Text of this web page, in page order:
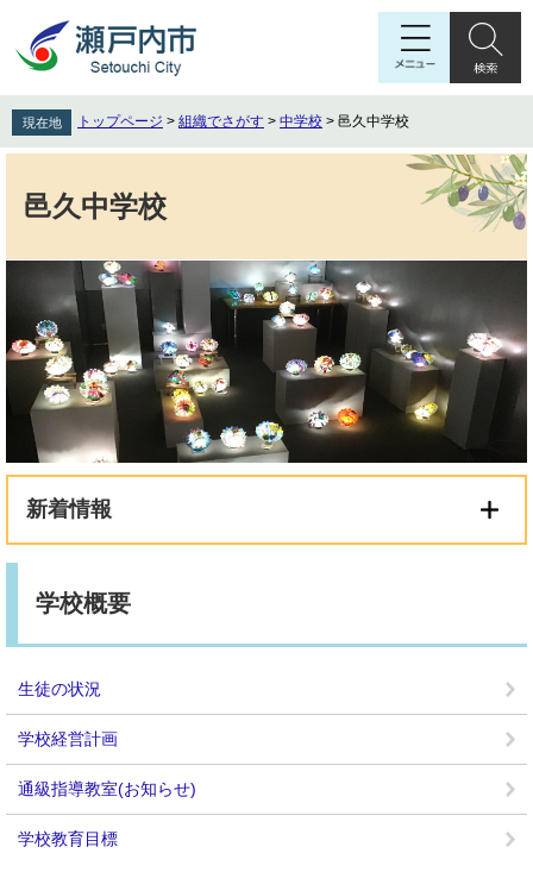
先
頭
を
飛
文
現在地 トップページ > 組織でさがす > 中学校 > 邑久中学校
邑久中学校
新着情報
学校概要
生徒の状況
学校経営計画
通級指導教室(お知らせ)
学校教育目標